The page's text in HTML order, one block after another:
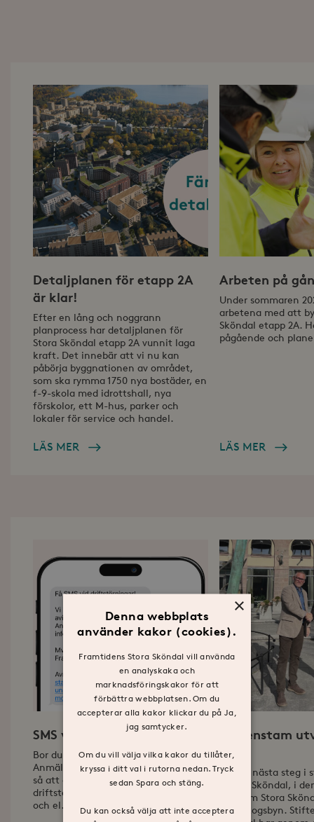
Detaljplanen för etapp 2A
är klar!
Efter en lång och noggrann
planprocess har detaljplanen för
Stora Sköndal etapp 2A vunnit laga
kraft. Det innebär att vi nu kan
påbörja byggnationen av området,
som ska rymma 1750 nya bostäder, en
f-9-skola med idrottshall, nya
förskolor, ett M-hus, parker och
lokaler för service och handel.
LÄS MER
Arbeten på
Under sommaren
arbetena med att
Sköndal etapp 2A.
pågående och
LÄS MER
SMS vid driftstörningar
Bor du på området Stora Sköndal?
Anmäl dig då till vår nya SMS-tjänst,
så att du kan få meddelande vid
driftstörningar i t.ex. vatten, värme
och el.
Wallenstam
3A
Nu tas nästa steg i
i Stora Sköndal, i
program Stora
3A - Skogsbyn.
×
Denna webbplats
använder kakor (cookies).
Framtidens Stora Sköndal vill använda
en analyskaka och
marknadsföringskakor för att
förbättra webbplatsen. Om du
accepterar alla kakor klickar du på Ja,
jag samtycker.
Om du vill välja vilka kakor du tillåter,
kryssa i ditt val i rutorna nedan. Tryck
sedan Spara och stäng.
Du kan också välja att inte acceptera